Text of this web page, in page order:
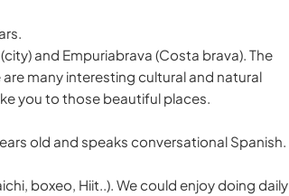
and Empuriabrava (Costa brava). The
many interesting cultural and natural
you to those beautiful places.
old and speaks conversational Spanish.
boxeo, Hiit..). We could enjoy doing daily